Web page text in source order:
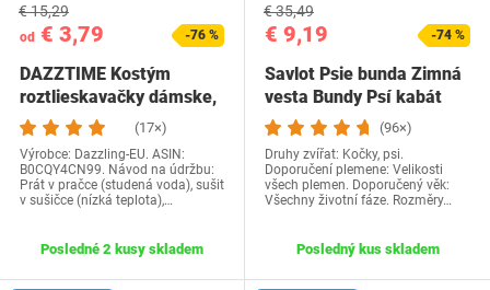
od € 3,79
€ 15,29
-76 %
DAZZTIME Kostým
roztlieskavačky dámske,
kostým…
(17×)
Výrobce: Dazzling-EU. ASIN:
B0CQY4CN99. Návod na údržbu:
Prát v pračce (studená voda), sušit
v sušičce (nízká teplota),…
Posledné 2 kusy skladem
€ 9,19
€ 35,49
-74 %
Savlot Psie bunda Zimná
vesta Bundy Psí kabát
Psí sveter…
(96×)
Druhy zvířat: Kočky, psi.
Doporučení plemene: Velikosti
všech plemen. Doporučený věk:
Všechny životní fáze. Rozměry…
Posledný kus skladem